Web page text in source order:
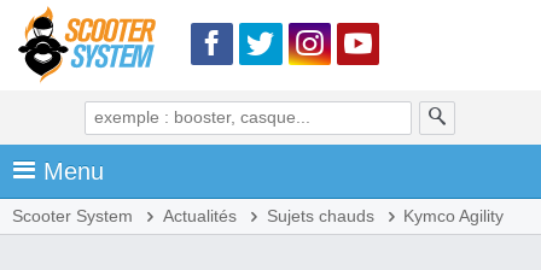
Menu
Scooter System Actualités Sujets chauds Kymco Agility